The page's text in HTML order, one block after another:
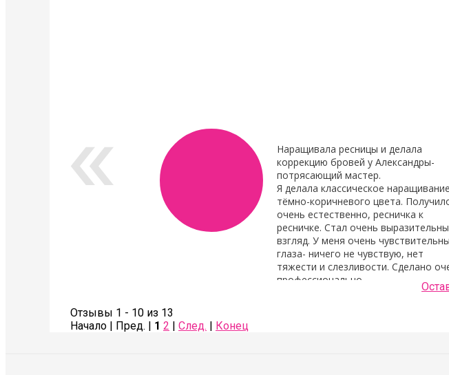
Наращивала ресницы и делала
коррекцию бровей у Александры-
потрясающий мастер.
Я делала классическое наращивание
тёмно-коричневого цвета.
очень естественно, ресничка к
ресничке. Стал очень
взгляд. У меня очень
глаза- ничего не чувствую, нет
тяжести и слезливости. Сделано
профессионально.
Также сделала коррекцию бровей- очень аккуратно и хорошо
Советую всем!
Соколова Галина
Отзывы 1 - 10 из 13
Начало | Пред. | 1 2 След. Конец